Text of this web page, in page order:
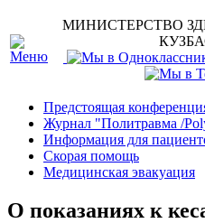
МИНИСТЕРСТВО
Предстоящая
Журнал "Политравма /
Информация для
Скорая помощь
Медицинская эвакуация
О показаниях к